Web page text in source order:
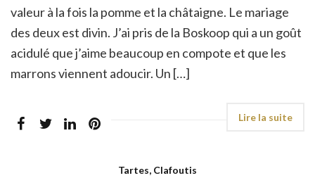
valeur à la fois la pomme et la châtaigne. Le mariage
des deux est divin. J’ai pris de la Boskoop qui a un goût
acidulé que j’aime beaucoup en compote et que les
marrons viennent adoucir. Un […]
Tartes, Clafoutis